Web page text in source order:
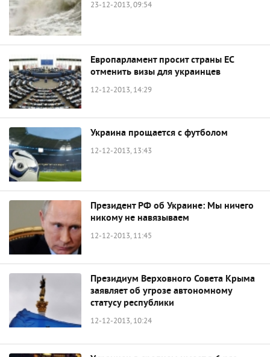
23-12-2013, 09:54
Европарламент просит страны ЕС
отменить визы для украинцев
12-12-2013, 14:29
Украина прощается с футболом
12-12-2013, 13:43
Президент РФ об Украине: Мы ничего
никому не навязываем
12-12-2013, 11:45
Президиум Верховного Совета Крыма
заявляет об угрозе автономному
статусу республики
12-12-2013, 10:24